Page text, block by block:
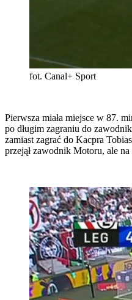
fot. Canal+ Sport
Pierwsza miała miejsce w 87.
po długim zagraniu do
zamiast zagrać do Kacpra
przejął zawodnik Motoru, ale na